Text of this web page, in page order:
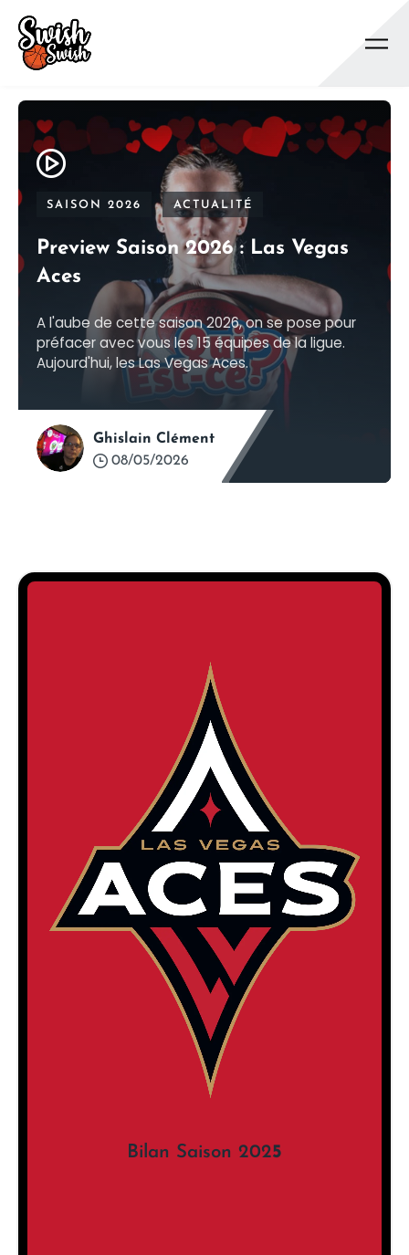
SAISON 2026 ACTUALITÉ
Preview Saison 2026 : Las Vegas
Aces
A l'aube de cette saison 2026, on se pose pour
préfacer avec vous les 15 équipes de la ligue.
Aujourd'hui, les Las Vegas Aces.
08/05/2026
Ghislain Clément
Bilan Saison 2025